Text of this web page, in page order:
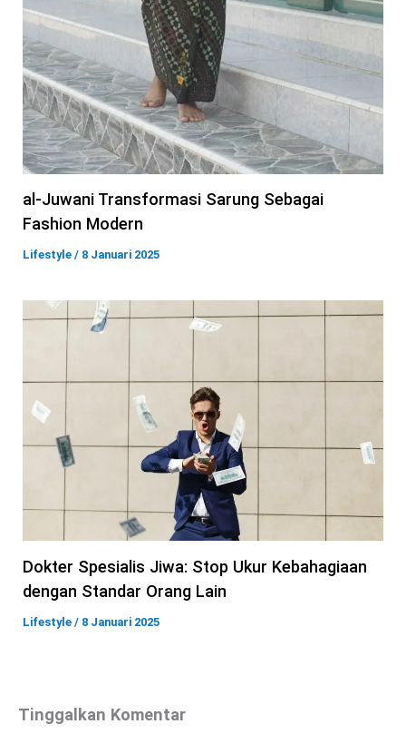
al-Juwani Transformasi Sarung Sebagai
Fashion Modern
Lifestyle / 8 Januari 2025
Dokter Spesialis Jiwa: Stop Ukur Kebahagiaan
dengan Standar Orang Lain
Lifestyle / 8 Januari 2025
Tinggalkan Komentar